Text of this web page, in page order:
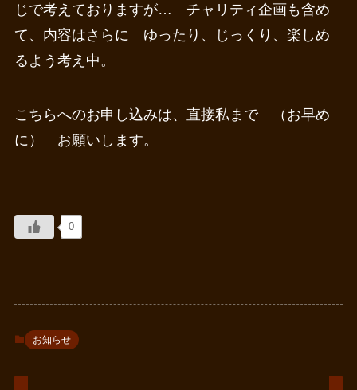
じで考えておりますが… チャリティ企画も含め
て、内容はさらに ゆったり、じっくり、楽しめ
るよう考え中。
こちらへのお申し込みは、直接私まで （お早め
に） お願いします。
0
お知らせ